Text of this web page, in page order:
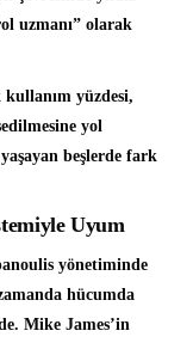
uzmanı” olarak
yüzdesi,
yol
beşlerde fark
Uyum
yönetiminde
hücumda
Mike James’in